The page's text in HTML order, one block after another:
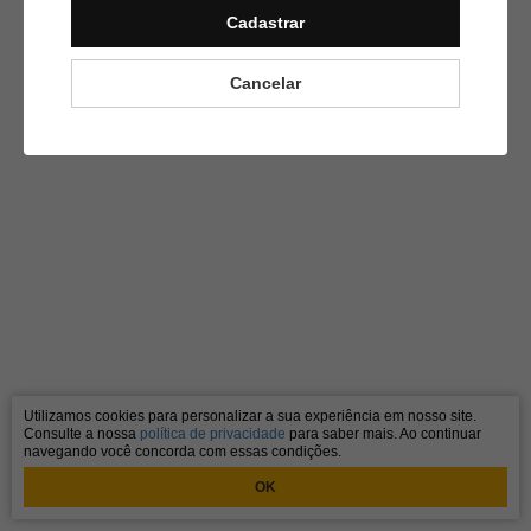
Cadastrar
Cancelar
Utilizamos cookies para personalizar a sua experiência em nosso site.
Consulte a nossa política de privacidade para saber mais. Ao continuar
navegando você concorda com essas condições.
OK